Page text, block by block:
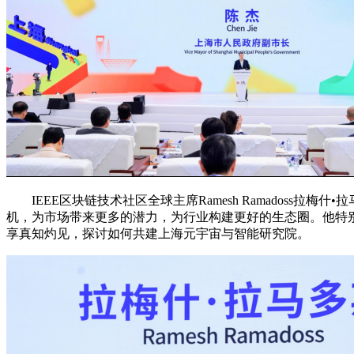
IEEE区块链技术社区全球主席Ramesh Ramadoss拉梅什•
机，为市场带来更多的潜力，为行业构建更好的生态圈。他
享真知灼见，探讨如何共建上海元宇宙与智能研究院。